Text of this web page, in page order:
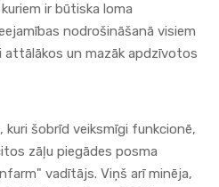
ir būtiska loma
nodrošināšanā visiem
un mazāk apdzīvotos
šobrīd veiksmīgi funkcionē,
zāļu piegādes posma
vadītājs. Viņš arī minēja,